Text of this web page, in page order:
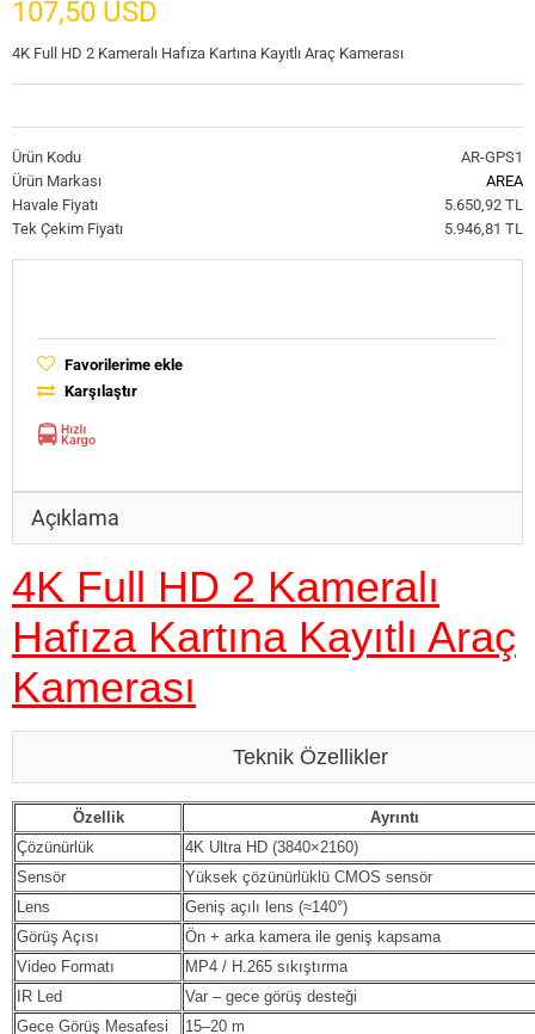
107,50 USD
4K Full HD 2 Kameralı Hafıza Kartına Kayıtlı Araç Kamerası
Ürün Kodu
AR-GPS1
Ürün Markası
AREA
Havale Fiyatı
5.650,92 TL
Tek Çekim Fiyatı
5.946,81 TL
Favorilerime ekle
Karşılaştır
Açıklama
4K Full HD 2 Kameralı
Hafıza Kartına Kayıtlı Araç
Kamerası
Teknik Özellikler
Özellik
Ayrıntı
Çözünürlük
4K Ultra HD (3840×2160)
Sensör
Yüksek çözünürlüklü CMOS sensör
Lens
Geniş açılı lens (≈140°)
Görüş Açısı
Ön + arka kamera ile geniş kapsama
Video Formatı
MP4 / H.265 sıkıştırma
IR Led
Var – gece görüş desteği
Gece Görüş Mesafesi
15–20 m